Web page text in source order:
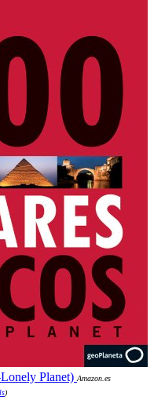
Planet) Amazon.es
)